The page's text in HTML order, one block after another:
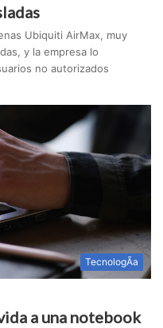
Ubiquiti AirMax, muy
y la empresa lo
no autorizados
TecnologÃ­a
a una notebook